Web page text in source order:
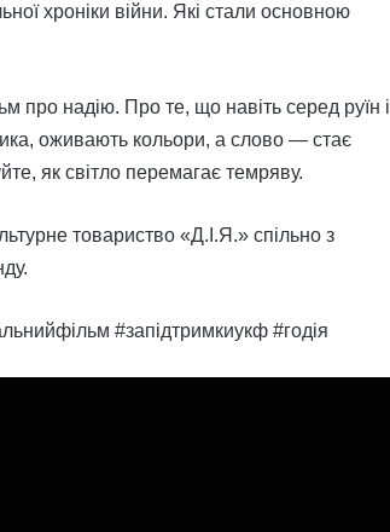
хроніки війни. Які стали основною
про надію. Про те, що навіть серед руїн і
оживають кольори, а слово — стає
як світло перемагає темряву.
товариство «Д.І.Я.» спільно з
#запідтримкиукф #годія